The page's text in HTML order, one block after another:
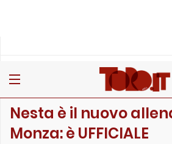
Nesta è il nuovo
Monza: è UFFICIALE